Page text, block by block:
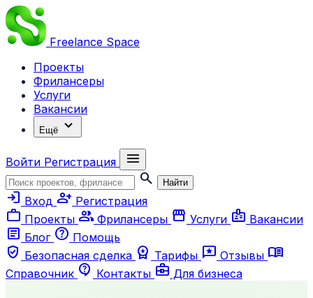
Freelance Space
Проекты
Фрилансеры
Услуги
Вакансии
Ещё expand_more
Войти Регистрация
menu
search
Найти
login Вход person_add Регистрация
work Проекты group Фрилансеры storefront Услуги badge Вакансии
article Блог help Помощь
verified_user Безопасная сделка workspace_premium Тарифы reviews Отзывы menu_book
Справочник contact_support Контакты business_center Для бизнеса